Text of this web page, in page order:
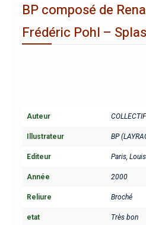
BP composé de
Frédéric Pohl –
Auteur COLLECTIF
Illustrateur BP
Editeur Paris,
Année 2000
Reliure Broché
etat Très bon